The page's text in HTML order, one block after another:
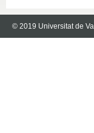
© 2019 Universitat de